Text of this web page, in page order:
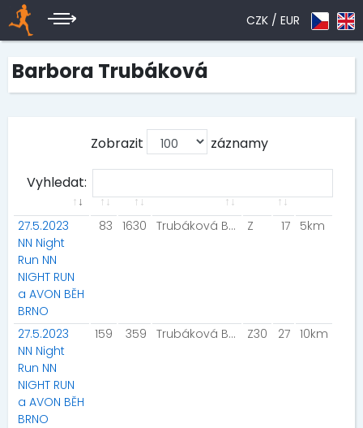
CZK / EUR
Barbora Trubáková
Zobrazit záznamy
Vyhledat:
27.5.2023
NN Night
Run NN
NIGHT RUN
a AVON BĚH
BRNO
83 1630 Trubáková Barbora Z 17 5km
27.5.2023
NN Night
Run NN
NIGHT RUN
a AVON BĚH
BRNO
159 359 Trubáková Barbora Z30 27 10km